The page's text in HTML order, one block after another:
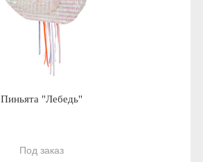
Пиньята "Лебедь"
Под заказ